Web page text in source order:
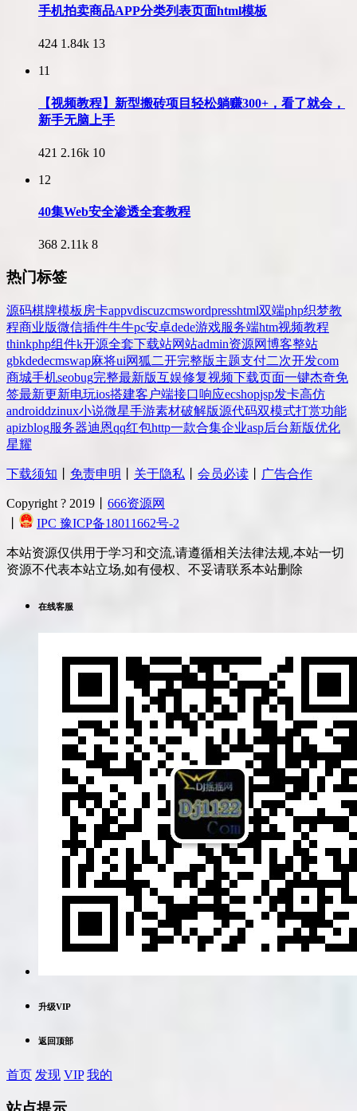
手机拍卖商品APP分类列表页面html模板
424 1.84k 13
11
【视频教程】新型搬砖项目轻松躺赚300+，看了就会，
新手无脑上手
421 2.16k 10
12
40集Web安全渗透全套教程
368 2.11k 8
热门标签
源码棋牌模板 房卡appvdiscuzcmswordpresshtml双端php织梦教
程商业版微信插件牛牛pc安卓dede游戏服务端htm视频教程
thinkphp组件k开源全套下载站网站admin资源网博客整站
gbkdedecmswap麻将ui网狐 二开完整版主题支付二次开发com
商城手机seobug完整最新版互娱修复视频下载页面一键杰奇免
签最新更新电玩ios搭建客户端接口响应ecshopjsp发卡高仿
androiddzinux小说微星手游素材破解版源代码双模式打赏功能
apizblog服务器迪恩qq红包http一款合集企业asp后台新版优化
星耀
下载须知 免责申明 关于隐私 会员必读 广告合作
Copyright ? 2019丨 666资源网
IPC 豫ICP备18011662号-2
本站资源仅供用于学习和交流,请遵循相关法律法规,本站一切
资源不代表本站立场,如有侵权、不妥请联系本站删除
在线客服
升级VIP
返回顶部
首页 发现 VIP 我的